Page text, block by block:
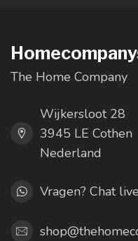
The Home Company
Wijkersloot 28
3945 LE Cothen
Nederland
Vragen? Chat